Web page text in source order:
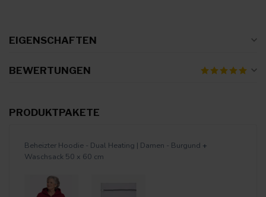
EIGENSCHAFTEN
BEWERTUNGEN
PRODUKTPAKETE
Beheizter Hoodie - Dual Heating | Damen - Burgund +
Waschsack 50 x 60 cm